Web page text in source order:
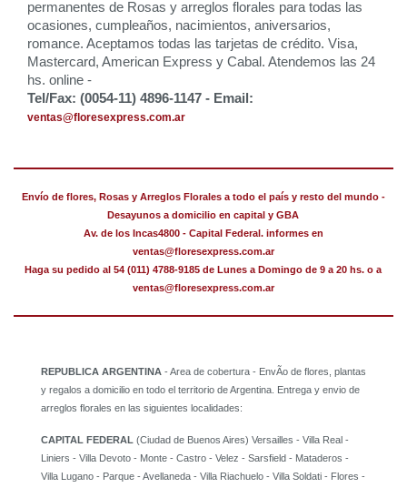
permanentes de Rosas y arreglos florales para todas las
ocasiones, cumpleaños, nacimientos, aniversarios,
romance. Aceptamos todas las tarjetas de crédito. Visa,
Mastercard, American Express y Cabal. Atendemos las 24
hs. online -
Tel/Fax: (0054-11) 4896-1147 - Email:
ventas@floresexpress.com.ar
Envío de flores, Rosas y Arreglos Florales a todo el país y resto del mundo -
Desayunos a domicilio en capital y GBA
Av. de los Incas4800 - Capital Federal. informes en
ventas@floresexpress.com.ar
Haga su pedido al 54 (011) 4788-9185 de Lunes a Domingo de 9 a 20 hs. o a
ventas@floresexpress.com.ar
REPUBLICA ARGENTINA - Area de cobertura - EnvÃ­o de flores, plantas
y regalos a domicilio en todo el territorio de Argentina. Entrega y envio de
arreglos florales en las siguientes localidades:
CAPITAL FEDERAL (Ciudad de Buenos Aires) Versailles - Villa Real -
Liniers - Villa Devoto - Monte - Castro - Velez - Sarsfield - Mataderos -
Villa Lugano - Parque - Avellaneda - Villa Riachuelo - Villa Soldati - Flores -